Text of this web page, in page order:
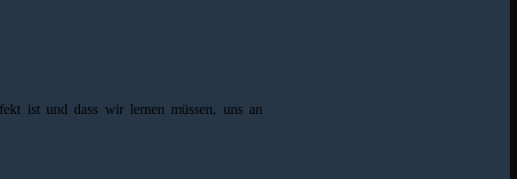
ist und dass wir lernen müssen, uns an